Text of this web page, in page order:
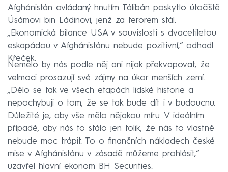
Afghánistán ovládaný hnutím Tálibán poskytlo útočiště
Úsámovi bin Ládinovi, jenž za terorem stál.
„Ekonomická bilance USA v souvislosti s dvacetiletou
eskapádou v Afghánistánu nebude pozitivní,“ odhadl
Křeček.
Nemělo by nás podle něj ani nijak překvapovat, že
velmoci prosazují své zájmy na úkor menších zemí.
„Dělo se tak ve všech etapách lidské historie a
nepochybuji o tom, že se tak bude dít i v budoucnu.
Důležité je, aby vše mělo nějakou míru. V ideálním
případě, aby nás to stálo jen tolik, že nás to vlastně
nebude moc trápit. To o finančních nákladech české
mise v Afghánistánu v zásadě můžeme prohlásit,“
uzavřel hlavní ekonom BH Securities.